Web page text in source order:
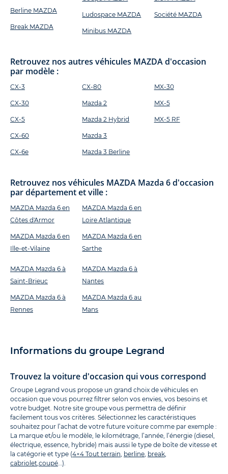
Berline MAZDA
Break MAZDA
Ludospace MAZDA
Minibus MAZDA
Société MAZDA
Retrouvez nos autres véhicules MAZDA d'occasion
par modèle :
CX-3
CX-30
CX-5
CX-60
CX-6e
CX-80
Mazda 2
Mazda 2 Hybrid
Mazda 3
Mazda 3 Berline
MX-30
MX-5
MX-5 RF
Retrouvez nos véhicules MAZDA Mazda 6 d'occasion
par département et ville :
MAZDA Mazda 6 en
Côtes d'Armor
MAZDA Mazda 6 en
Ille-et-Vilaine
MAZDA Mazda 6 en
Loire Atlantique
MAZDA Mazda 6 en
Sarthe
MAZDA Mazda 6 à
Saint-Brieuc
MAZDA Mazda 6 à
Rennes
MAZDA Mazda 6 à
Nantes
MAZDA Mazda 6 au
Mans
Informations du groupe Legrand
Trouvez la voiture d'occasion qui vous correspond
Groupe Legrand vous propose un grand choix de véhicules en
occasion que vous pourrez filtrer selon vos envies, vos besoins et
votre budget. Notre site groupe vous permettra de définir
facilement tous vos critères. Sélectionnez les caractéristiques
souhaitez pour l’achat de votre future voiture comme par exemple :
La marque et/ou le modèle, le kilométrage, l’année, l’énergie (diesel,
électrique, essence, hybride) mais aussi le type de boîte de vitesse et
la catégorie et type (4×4 Tout terrain berline break
cabriolet coupé …).